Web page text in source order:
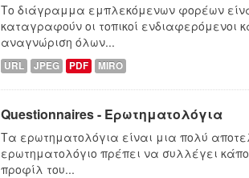
Το διάγραμμα εμπλεκόμενων φορέων
καταγραφούν οι τοπικοί ενδιαφερόμενοι
αναγνώριση όλων...
URL JPEG PDF MIRO
Questionnaires - Ερωτηματολόγια
Τα ερωτηματολόγια είναι μια πολύ
ερωτηματολόγιο πρέπει να συλλέγει
προφίλ του...